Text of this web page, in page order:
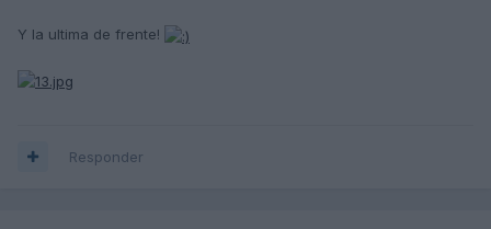
Y la ultima de frente!
Responder